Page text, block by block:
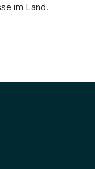
im Land.